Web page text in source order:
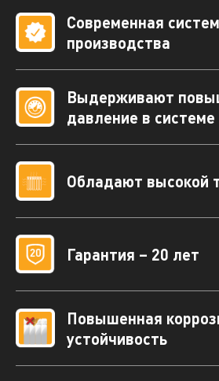
Современная
производства
Выдерживают
давление в системе
Обладают высокой
Гарантия – 20 лет
Повышенная
устойчивость